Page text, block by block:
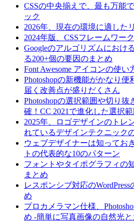
CSSの中央揃えで、最も万能
ック
2026年、現在の環境に適した
2024年版、CSSフレームワー
Googleのアルゴリズムにおけ
る200+個の要因のまとめ
Font Awesome アイコンの使
Photoshopの新機能がかなり
届く改善点が盛りだくさん
Photoshopの選択範囲や切り
確！CC 2021で進化した選択
2025年、ロゴデザインのトレ
れているデザインテクニック
ウェブデザイナーは知ってお
トの代表的な10のパターン
フォントやタイポグラフィの
まとめ
レスポンシブ対応の
め
プロカメラマン仕様、
め -簡単に写真画像の自然光